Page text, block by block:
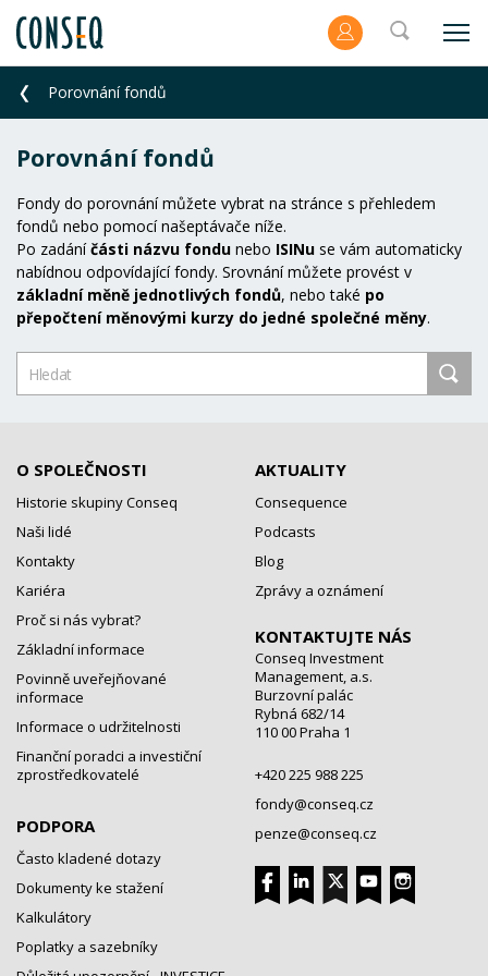
Porovnání fondů
Porovnání fondů
Fondy do porovnání můžete vybrat na stránce s přehledem
fondů nebo pomocí našeptávače níže.
Po zadáníčásti názvu fondu nebo ISINu se vám automaticky
nabídnou odpovídající fondy. Srovnání můžete provést v
základní měně jednotlivých fondů, nebo také po
přepočtení měnovými kurzy do jedné společné měny.
O SPOLEČNOSTI
Historie skupiny Conseq
Naši lidé
Kontakty
Kariéra
Proč si nás vybrat?
Základní informace
Povinně uveřejňované
informace
Informace o udržitelnosti
Finanční poradci a investiční
zprostředkovatelé
PODPORA
Často kladené dotazy
Dokumenty ke stažení
Kalkulátory
Poplatky a sazebníky
AKTUALITY
Consequence
Podcasts
Blog
Zprávy a oznámení
KONTAKTUJTE NÁS
Conseq Investment
Management, a.s.
Burzovní palác
Rybná 682/14
110 00 Praha 1
+420 225 988 225
fondy@conseq.cz
penze@conseq.cz